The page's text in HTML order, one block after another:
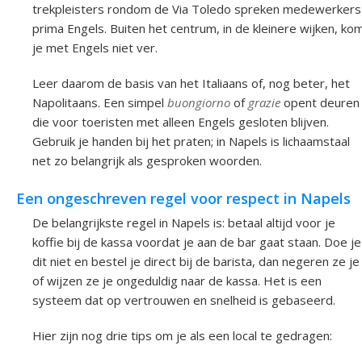
trekpleisters rondom de Via Toledo spreken medewerkers
prima Engels. Buiten het centrum, in de kleinere wijken,
je met Engels niet ver.
Leer daarom de basis van het Italiaans of, nog beter, het
Napolitaans. Een simpel buongiorno of grazie opent deuren
die voor toeristen met alleen Engels gesloten blijven.
Gebruik je handen bij het praten; in Napels is lichaamstaal
net zo belangrijk als gesproken woorden.
Een ongeschreven regel voor respect in Napels
De belangrijkste regel in Napels is: betaal altijd voor je
koffie bij de kassa voordat je aan de bar gaat staan. Doe je
dit niet en bestel je direct bij de barista, dan negeren ze je
of wijzen ze je ongeduldig naar de kassa. Het is een
systeem dat op vertrouwen en snelheid is gebaseerd.
Hier zijn nog drie tips om je als een local te gedragen: